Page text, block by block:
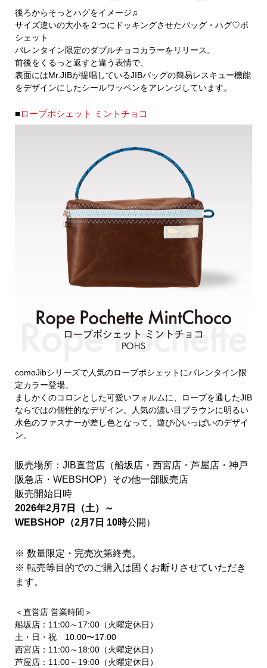
後ろからそっとハグをイメージ♫
サイズ違いの大小を２つにドッキングさせたバッグ・ハグ♡ポ
シェット
バレンタイン限定のダブルチョコカラーをリリース。
前後をくるっと返すと違う表情で、
表面にはMr.JIBが提唱しているJIBバッグの簡易レスキュー機能
をデザインにしたシールワッペンをアレンジしています。
■ロープポシェット ミントチョコ
comoJibシリーズで人気のロープポシェットにバレンタイン限
定カラー登場。
ましかくのコロンとした可愛いフォルムに、ロープを通したJIB
ならではの個性的なデザイン。
人気の濃い目ブラウンに明るい
水色のファスナーが差し色となって、遊び心いっぱいのデザイ
ン。
販売場所： JIB直営店（船坂店・西宮店・芦屋店・神戸
阪急店・WEBSHOP）その他一部販売店
販売開始日時
2026年2月7日（土）～
WEBSHOP （2月7日 10時公開）
※ 数量限定・完売次第終売。
※ 転売等目的でのご購入は固くお断りさせていただき
ます。
＜直営店 営業時間＞
船坂店：11:00～17:00（火曜定休日）
土・日・祝 10:00〜17:00
西宮店：11:00～18:00（火曜定休日）
芦屋店：11:00～19:00（火曜定休日）